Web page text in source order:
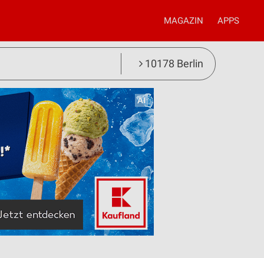
MAGAZIN APPS
10178 Berlin